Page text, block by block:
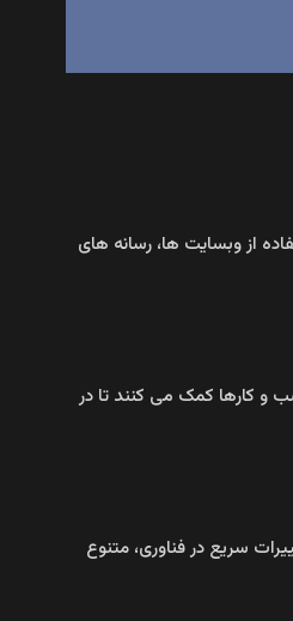
از وبسایت‌ ها، رسانه‌ های
و کارها کمک می‌ کنند تا در
سریع در فناوری، متنوع